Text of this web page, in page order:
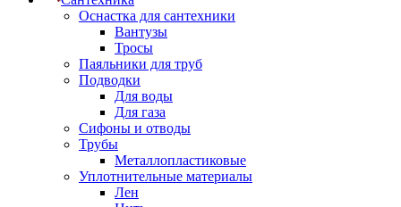
Оснастка для сантехники
Вантузы
Тросы
Паяльники для труб
Подводки
Для воды
Для газа
Сифоны и отводы
Трубы
Металлопластиковые
Уплотнительные материалы
Лен